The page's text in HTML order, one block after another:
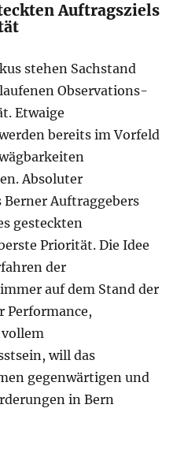
Auftragsziels
stehen Sachstand
Observations-
Etwaige
bereits im Vorfeld
Absoluter
Auftraggebers
gesteckten
Priorität. Die Idee
der
auf dem Stand der
Performance,
will das
gegenwärtigen und
in Bern